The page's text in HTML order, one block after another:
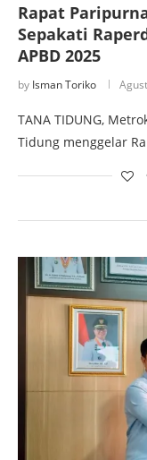
Rapat
Sepakati
APBD 2025
by Isman Toriko
TANA TIDUNG,
Tidung menggelar